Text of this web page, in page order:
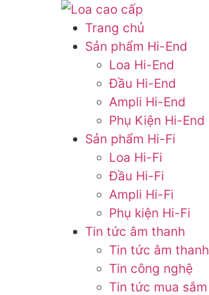
Trang chủ
Sản phẩm Hi-End
Loa Hi-End
Đầu Hi-End
Ampli Hi-End
Phụ Kiện Hi-End
Sản phẩm Hi-Fi
Loa Hi-Fi
Đầu Hi-Fi
Ampli Hi-Fi
Phụ kiện Hi-Fi
Tin tức âm thanh
Tin tức âm thanh
Tin công nghệ
Tin tức mua sắm